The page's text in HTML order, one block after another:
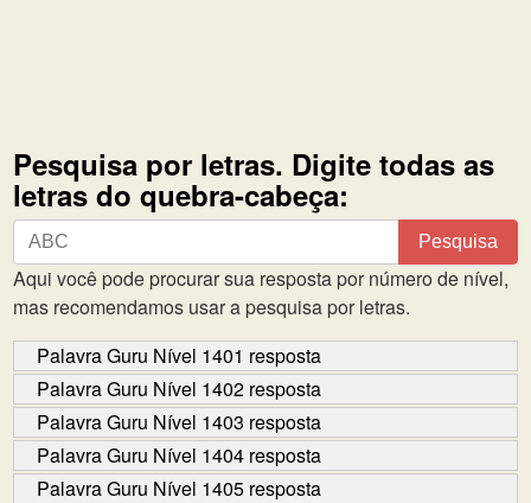
Pesquisa por letras. Digite todas as
letras do quebra-cabeça:
Pesquisa
por
letras.
Digite
todas
as
letras
do
quebra-
cabeça:
Pesquisa
Aqui você pode procurar sua resposta por número de nível,
mas recomendamos usar a pesquisa por letras.
Palavra Guru Nível 1401 resposta
Palavra Guru Nível 1402 resposta
Palavra Guru Nível 1403 resposta
Palavra Guru Nível 1404 resposta
Palavra Guru Nível 1405 resposta